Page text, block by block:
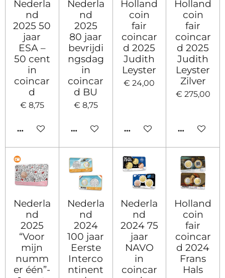
Nederla
nd
2025 50
jaar
ESA –
50 cent
in
coincar
d
€ 8,75
IN WINKELWAGEN
Nederla
nd
2025
80 jaar
bevrijdi
ngsdag
in
coincar
d BU
€ 8,75
IN WINKELWAGEN
Holland
coin
fair
coincar
d 2025
Judith
Leyster
€ 24,00
HOUD MIJ OP DE
Holland
coin
fair
coincar
d 2025
Judith
Leyster
Zilver
€ 275,00
HOUD MIJ
Nederla
nd
2025
“Voor
mijn
numm
er één”-
Nederla
nd
2024
100 jaar
Eerste
Interco
ntinent
Nederla
nd
2024 75
jaar
NAVO
in
coincar
Holland
coin
fair
coincar
d 2024
Frans
Hals